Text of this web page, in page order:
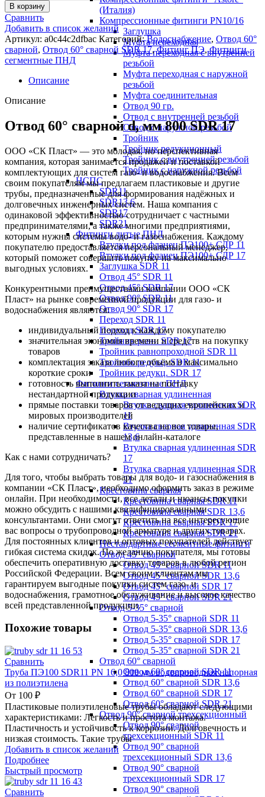
(Италия)
Компрессионные фитинги PN10/16
Заглушка
Муфта переходная
Муфта переходная с внутренней
резьбой
Муфта переходная с наружной
резьбой
Муфта соединительная
Отвод 90 гр.
Отвод с внутренней резьбой
Отвод с наружной резьбой
Тройник
Тройник редукционный
Тройник с внутренней резьбой
Тройник с наружной резьбой
НСПС
SDR11
SDR13,6
SDR17
SDR21
Фитинги литые ПНД
Втулки под фланец ПЭ100+ СДР 11
Втулки под фланец ПЭ100+ СДР 17
Заглушка SDR 11
Отвод 45° SDR 11
Отвод 45° SDR 17
Отвод 90° SDR 11
Отвод 90° SDR 17
Переход SDR 11
Переход SDR 17
Тройник равн. SDR 17
Тройник равнопроходной SDR 11
Тройник редукц. SDR 11
Тройник редукц. SDR 17
Фитинги сегментные ПНД
Втулка сварная удлиненная
Втулка сварная удлиненная SDR
11
Втулка сварная удлиненная SDR
13,6
Втулка сварная удлиненная SDR
17
Втулка сварная удлиненная SDR
21
Крестовина сварная
Крестовина сварная SDR 11
Крестовина сварная SDR 13,6
Крестовина сварная SDR 17
Крестовина сварная SDR 21
Нестандартные сегментные фитинги
Отвод 45° сварной
Отвод 45° сварной SDR 11
Отвод 45° сварной SDR 13,6
Отвод 45° сварной SDR 17
Отвод 45° сварной SDR 21
Отвод 5-35° сварной
Отвод 5-35° сварной SDR 11
Отвод 5-35° сварной SDR 13,6
Отвод 5-35° сварной SDR 17
Отвод 5-35° сварной SDR 21
Отвод 60° сварной
Отвод 60° сварной SDR 11
Отвод 60° сварной SDR 13,6
Отвод 60° сварной SDR 17
Отвод 60° сварной SDR 21
Отвод 90° сварной трехсекционный
Отвод 90° сварной
трехсекционный SDR 11
Отвод 90° сварной
трехсекционный SDR 13,6
Отвод 90° сварной
трехсекционный SDR 17
Отвод 90° сварной
В корзину
Сравнить
Добавить в список желаний
Артикул: a0c44c2dfbac Категорий: Водоснабжение, Отвод 60°
сварной, Отвод 60° сварной SDR 17, Фитинг ПЭ, Фитинги
сегментные ПНД
Описание
Описание
Отвод 60° сварной d, мм 800 SDR 17
ООО «СК Пласт» — это молодая, но перспективная
компания, которая занимается продажей и поставкой
комплектующих для систем газо- и водоснабжения. Всем
своим покупателям мы предлагаем пластиковые и другие
трубы, предназначенные для формирования надёжных и
долговечных инженерных систем. Наша компания с
одинаковой эффективностью сотрудничает с частными
предпринимателями, а также многими предприятиями,
которым нужны системы водо- и газоснабжения. Каждому
покупателю предоставляется персональный менеджер,
который поможет совершить покупку на максимально
выгодных условиях.
Конкурентными преимуществами компании ООО «СК
Пласт» на рынке современной продукции для газо- и
водоснабжения являются:
индивидуальный подход к каждому покупателю
значительная экономия времени и средств на покупку
товаров
комплектация заказа любого объёма в максимально
короткие сроки
готовность выполнить заказа на поставку
нестандартной продукции
прямые поставки товаров от ведущих европейских и
мировых производителей
наличие сертификатов качества на все товары,
представленные в нашем онлайн-каталоге
Как с нами сотрудничать?
Для того, чтобы выбрать товары для водо- и газоснабжения в
компании «СК Пласт», необходимо оформить заказ в режиме
онлайн. При необходимости, все детали и нюансы покупки
можно обсудить с нашими квалифицированными
консультантами. Они смогут ответить на все интересующие
вас вопросы о трубопроводной арматуре и других товарах.
Для постоянных клиентов и оптовых покупателей действует
гибкая система скидок. По желанию покупателя, мы готовы
обеспечить оперативную доставку товаров в любой регион
Российской Федерации. Всем своим клиентам мы
гарантируем выгодные покупки систем газо- и
водоснабжения, грамотное обслуживание и высокое качество
всей представленной продукции.
Похожие товары
Сравнить
Труба ПЭ100 SDR11 PN 16,0 800 мм водопроводная напорная
из полиэтилена
От 100 ₽
Пластиковые полиэтиленовые трубы обладают следующими
характеристиками: Легкость и простота монтажа.
Пластичность и устойчивость к коррозии. Долговечность и
низкая стоимость. Такие трубы
Добавить в список желаний
Подробнее
Быстрый просмотр
Сравнить